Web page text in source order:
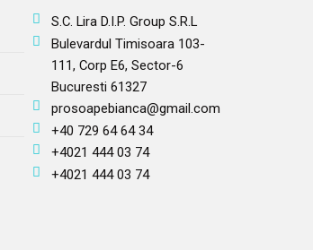
S.C. Lira D.I.P. Group S.R.L
Bulevardul Timisoara 103-
111, Corp E6, Sector-6
Bucuresti 61327
prosoapebianca@gmail.com
+40 729 64 64 34
+4021 444 03 74
+4021 444 03 74